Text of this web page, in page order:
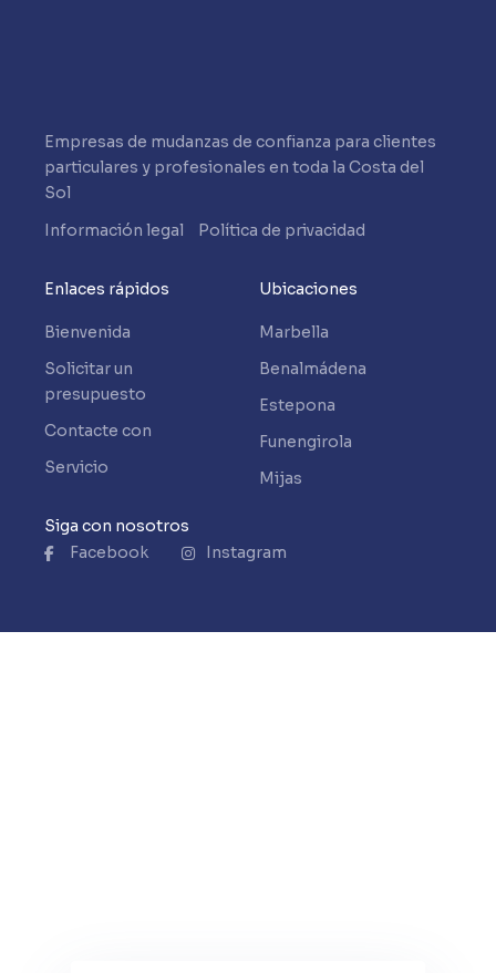
Empresas de mudanzas de confianza para clientes
particulares y profesionales en toda la Costa del
Sol
Información legal
Política de privacidad
Enlaces rápidos
Bienvenida
Solicitar un
presupuesto
Contacte con
Servicio
Ubicaciones
Marbella
Benalmádena
Estepona
Funengirola
Mijas
Siga con nosotros
Facebook
Instagram